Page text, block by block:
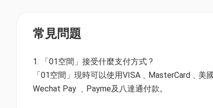
(3)《仲夏熱帶盛宴自助餐》自助午餐 | 任食海鮮雪
*適用於星期六至日 | 12:00-14:30
(4)《仲夏熱帶盛宴自助餐》自助晚餐 | 星期五至
適用於星期一至四 | 18:00-21:30
常見問題
1. 「01空間」接受什麼支付方式 ?
「01空間」現時可以使用VISA﹑MasterCard﹑美
Wechat Pay ﹑Payme及八達通付款。